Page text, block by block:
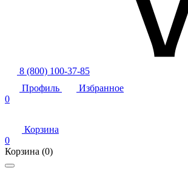
8 (800) 100-37-85
Профиль
Избранное
0
Корзина
0
Корзина (0)